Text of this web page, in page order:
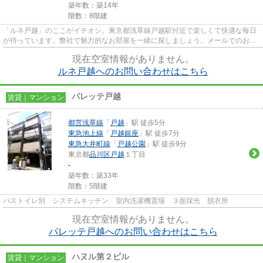
築年数：築14年
階数：8階建
「ルネ戸越」のここがイチオシ。東京都浅草線戸越駅付近で楽しくて快適な毎日
が待っています。弊社で魅力的なお部屋を一緒に探しましょう。メールでのお問
現在空室情報がありません。
ルネ戸越へのお問い合わせはこちら
賃貸｜マンション パレッテ戸越
都営浅草線 「 戸越 」駅 徒歩5分
東急池上線 「 戸越銀座 」駅 徒歩7分
東急大井町線 「 戸越公園 」駅 徒歩9分
東京都品川区 戸越 １丁目
-
築年数：築33年
階数：5階建
バストイレ別 システムキッチン 室内洗濯機置場 ３面採光 脱衣所
現在空室情報がありません。
パレッテ戸越へのお問い合わせはこちら
賃貸｜マンション ハヌル第２ビル